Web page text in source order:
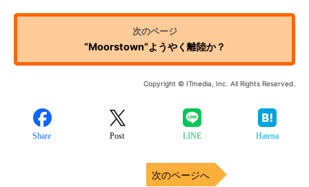
“Moorstown”ようやく離陸か？
Copyright © ITmedia, Inc. All Rights Reserved.
Share Post LINE Hatena
次のページへ